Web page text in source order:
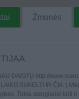
Žmonės
DAIGTŲ http://
LAIKO SUKELTI IR ČIA :)
Tokia stengiuosi būti